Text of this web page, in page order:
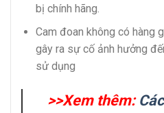
bị chính hãng.
Cam đoan không có hàng
gây ra sự cố ảnh hưởng
sử dụng
>>Xem thêm: